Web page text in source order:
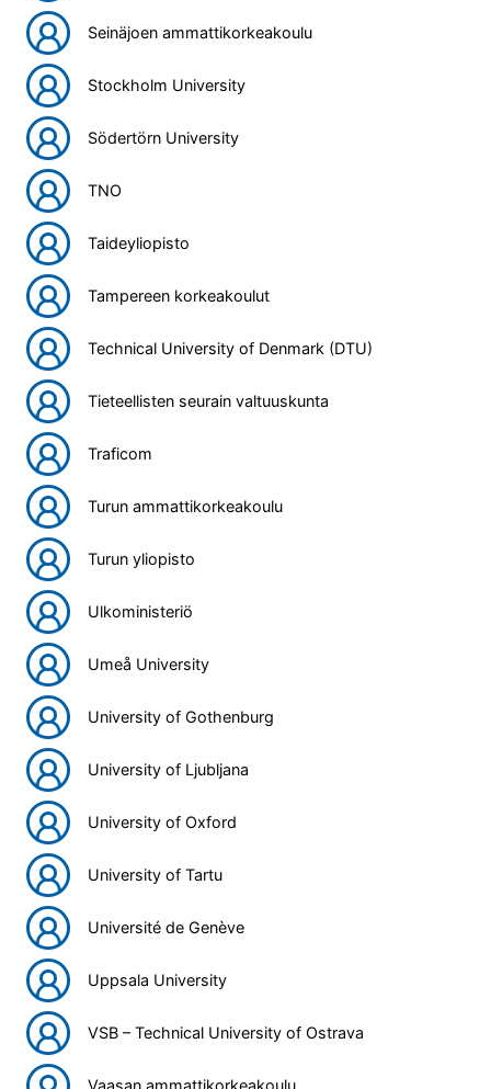
Seinäjoen ammattikorkeakoulu
Stockholm University
Södertörn University
TNO
Taideyliopisto
Tampereen korkeakoulut
Technical University of Denmark (DTU)
Tieteellisten seurain valtuuskunta
Traficom
Turun ammattikorkeakoulu
Turun yliopisto
Ulkoministeriö
Umeå University
University of Gothenburg
University of Ljubljana
University of Oxford
University of Tartu
Université de Genève
Uppsala University
VSB – Technical University of Ostrava
Vaasan ammattikorkeakoulu